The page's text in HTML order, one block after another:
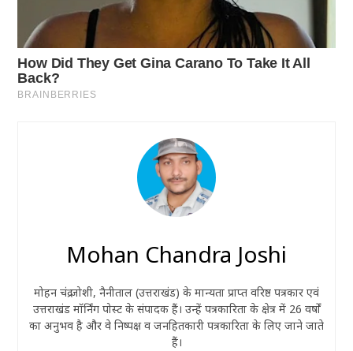
Mohan Chandra Joshi
मोहन चंद्र जोशी, नैनीताल (उत्तराखंड) के मान्यता प्राप्त वरिष्ठ पत्रकार एवं
उत्तराखंड मॉर्निंग पोस्ट के संपादक हैं। उन्हें पत्रकारिता के क्षेत्र में 26 वर्षों
का अनुभव है और वे निष्पक्ष व जनहितकारी पत्रकारिता के लिए जाने जाते
हैं।